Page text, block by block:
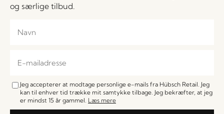
og særlige tilbud.
Jeg accepterer at modtage personlige e-mails fra Hübsch Retail. Jeg
kan til enhver tid trække mit samtykke tilbage. Jeg bekræfter, at jeg
er mindst 15 år gammel. Læs mere